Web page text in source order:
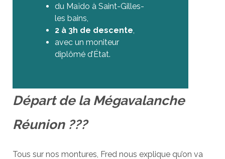
du Maïdo à Saint-Gilles-
les bains,
2 à 3h de descente,
avec un moniteur
diplômé d’État.
Départ de la Mégavalanche
Réunion ???
Tous sur nos montures, Fred nous explique qu’on va